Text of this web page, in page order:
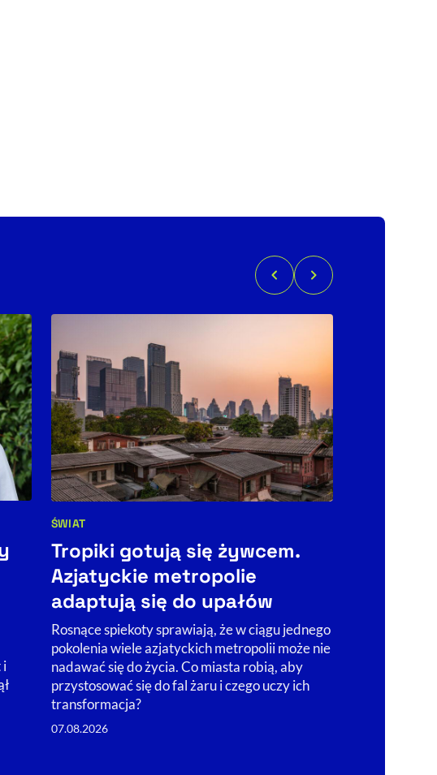
i
Kategorie artykułu:
ŚWIAT
Tropiki gotują się żywcem.
Azjatyckie metropolie
adaptują się do upałów
Rosnące spiekoty sprawiają, że w ciągu jednego
pokolenia wiele azjatyckich metropolii może nie
nadawać się do życia. Co miasta robią, aby
przystosować się do fal żaru i czego uczy ich
transformacja?
07.08.2026